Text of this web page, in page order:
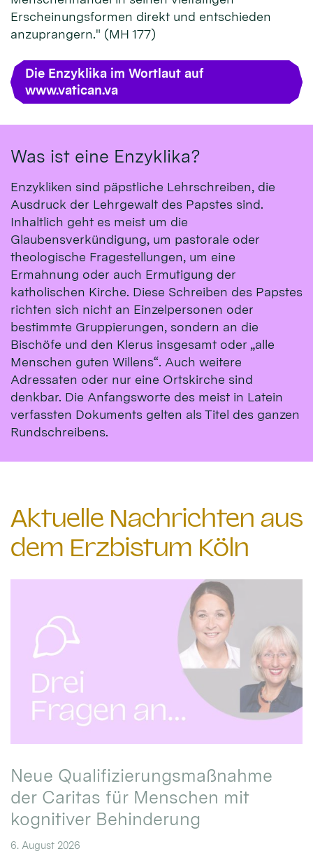
Erscheinungsformen direkt und entschieden
anzuprangern." (MH 177)
Die Enzyklika im Wortlaut auf
www.vatican.va
Was ist eine Enzyklika?
Enzykliken sind päpstliche Lehrschreiben, die
Ausdruck der Lehrgewalt des Papstes sind.
Inhaltlich geht es meist um die
Glaubensverkündigung, um pastorale oder
theologische Fragestellungen, um eine
Ermahnung oder auch Ermutigung der
katholischen Kirche. Diese Schreiben des Papstes
richten sich nicht an Einzelpersonen oder
bestimmte Gruppierungen, sondern an die
Bischöfe und den Klerus insgesamt oder „alle
Menschen guten Willens“. Auch weitere
Adressaten oder nur eine Ortskirche sind
denkbar. Die Anfangsworte des meist in Latein
verfassten Dokuments gelten als Titel des ganzen
Rundschreibens.
Aktuelle Nachrichten aus
dem Erzbistum Köln
Neue Qualifizierungsmaßnahme
der Caritas für Menschen mit
kognitiver Behinderung
6. August 2026